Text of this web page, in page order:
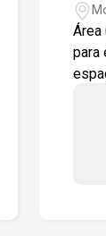
Área
para